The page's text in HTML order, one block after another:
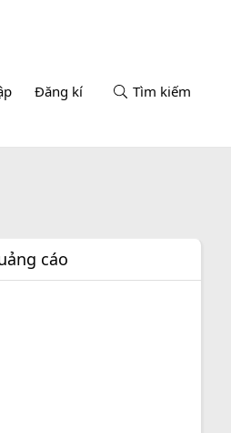
Đăng kí Tìm kiếm
cáo